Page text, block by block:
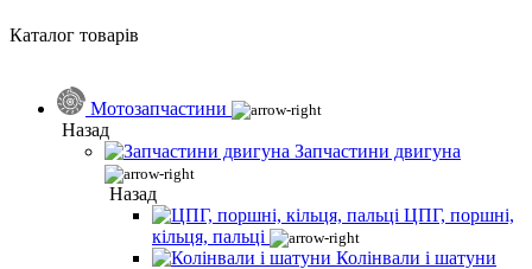
Каталог товарів
Мотозапчастини
Назад
Запчастини двигуна
Назад
ЦПГ, поршні,
кільця, пальці
Колінвали і шатуни